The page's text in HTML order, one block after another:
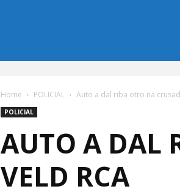
Home POLICIAL Auto a dal riba otro na
POLICIAL
AUTO A DAL
VELD RCA